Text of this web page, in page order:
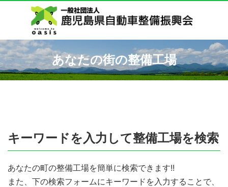
あなたの街の整備工場
キーワードを入力して整備工場を検索
あなたの町の整備工場を簡単に検索できます!!
また、下の検索フォームにキーワードを入力することで、